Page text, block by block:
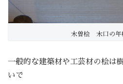
木曽桧 木口の年
一般的な建築材や工芸材の桧は
いで